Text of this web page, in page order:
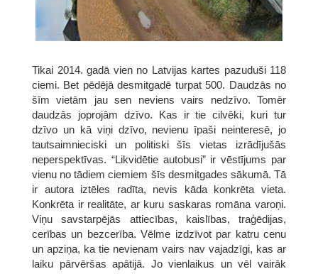
Tikai 2014. gadā vien no Latvijas kartes pazuduši 118
ciemi. Bet pēdējā desmitgadē turpat 500. Daudzās no
šīm vietām jau sen neviens vairs nedzīvo. Tomēr
daudzās joprojām dzīvo. Kas ir tie cilvēki, kuri tur
dzīvo un kā viņi dzīvo, nevienu īpaši neinteresē, jo
tautsaimnieciski un politiski šīs vietas izrādījušās
neperspektīvas. “Likvidētie autobusi” ir vēstījums par
vienu no tādiem ciemiem šīs desmitgades sākumā. Tā
ir autora iztēles radīta, nevis kāda konkrēta vieta.
Konkrēta ir realitāte, ar kuru saskaras romāna varoņi.
Viņu savstarpējās attiecības, kaislības, traģēdijas,
cerības un bezcerība. Vēlme izdzīvot par katru cenu
un apziņa, ka tie nevienam vairs nav vajadzīgi, kas ar
laiku pārvēršas apātijā. Jo vienlaikus un vēl vairāk